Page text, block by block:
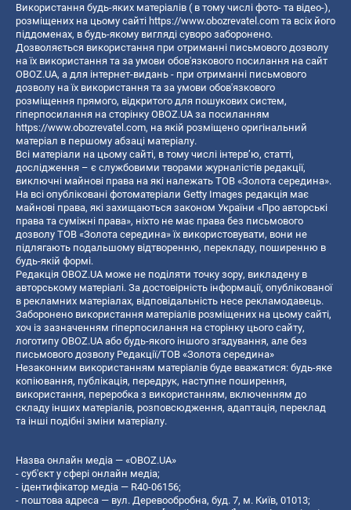
Використання будь-яких матеріалів ( в тому числі фото- та відео-),
розміщених на цьому сайті https://www.obozrevatel.com та всіх його
піддоменах, в будь-якому вигляді суворо заборонено.
Дозволяється використання при отриманні письмового дозволу
на їх використання та за умови обов'язкового посилання на сайт
OBOZ.UA, а для інтернет-видань - при отриманні письмового
дозволу на їх використання та за умови обов'язкового
розміщення прямого, відкритого для пошукових систем,
гіперпосилання на сторінку OBOZ.UA за посиланням
https://www.obozrevatel.com, на якій розміщено оригінальний
матеріал в першому абзаці матеріалу.
Всі матеріали на цьому сайті, в тому числі інтерв’ю, статті,
дослідження – є службовими творами журналістів редакції,
виключні майнові права на які належать ТОВ «Золота середина».
На всі опубліковані фотоматеріали Getty Images редакція має
майнові права, які захищаються законом України «Про авторські
права та суміжні права», ніхто не має права без письмового
дозволу ТОВ «Золота середина» їх використовувати, вони не
підлягають подальшому відтворенню, перекладу, поширенню в
будь-якій формі.
Редакція OBOZ.UA може не поділяти точку зору, викладену в
авторському матеріалі. За достовірність інформації, опублікованої
в рекламних матеріалах, відповідальність несе рекламодавець.
Заборонено використання матеріалів розміщених на цьому сайті,
хоч із зазначенням гіперпосилання на сторінку цього сайту,
логотипу OBOZ.UA або будь-якого іншого згадування, але без
письмового дозволу Редакції/ТОВ «Золота середина»
Незаконним використанням матеріалів буде вважатися: будь-яке
копiювання, публiкацiя, передрук, наступне поширення,
використання, переробка з використанням, включенням до
складу інших матеріалів, розповсюдження, адаптація, переклад
та інші подібні зміни матеріалу.
Назва онлайн медіа — «OBOZ.UA»
- суб'єкт у сфері онлайн медіа;
- ідентифікатор медіа — R40-06156;
- поштова адреса — вул. Деревообробна, буд. 7, м. Київ, 01013;